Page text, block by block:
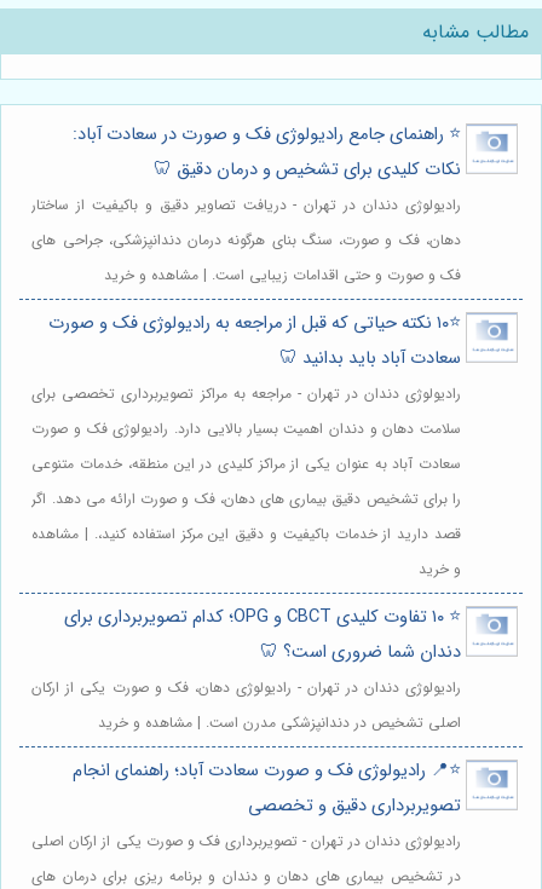
مطالب مشابه
⭐️ راهنمای جامع رادیولوژی فک و صورت در سعادت آباد:
نکات کلیدی برای تشخیص و درمان دقیق 🦷
رادیولوژی دندان در تهران - دریافت تصاویر دقیق و باکیفیت از ساختار
دهان، فک و صورت، سنگ بنای هرگونه درمان دندانپزشکی، جراحی های
فک و صورت و حتی اقدامات زیبایی است. | مشاهده و خرید
⭐️۱۰ نکته حیاتی که قبل از مراجعه به رادیولوژی فک و صورت
سعادت آباد باید بدانید 🦷
رادیولوژی دندان در تهران - مراجعه به مراکز تصویربرداری تخصصی برای
سلامت دهان و دندان اهمیت بسیار بالایی دارد. رادیولوژی فک و صورت
سعادت آباد به عنوان یکی از مراکز کلیدی در این منطقه، خدمات متنوعی
را برای تشخیص دقیق بیماری های دهان، فک و صورت ارائه می دهد. اگر
قصد دارید از خدمات باکیفیت و دقیق این مرکز استفاده کنید،. | مشاهده
و خرید
⭐️ ۱۰ تفاوت کلیدی CBCT و OPG؛ کدام تصویربرداری برای
دندان شما ضروری است؟ 🦷
رادیولوژی دندان در تهران - رادیولوژی دهان، فک و صورت یکی از ارکان
اصلی تشخیص در دندانپزشکی مدرن است. | مشاهده و خرید
⭐️📍 رادیولوژی فک و صورت سعادت آباد؛ راهنمای انجام
تصویربرداری دقیق و تخصصی
رادیولوژی دندان در تهران - تصویربرداری فک و صورت یکی از ارکان اصلی
در تشخیص بیماری های دهان و دندان و برنامه ریزی برای درمان های